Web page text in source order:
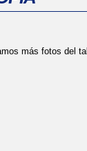
más fotos del